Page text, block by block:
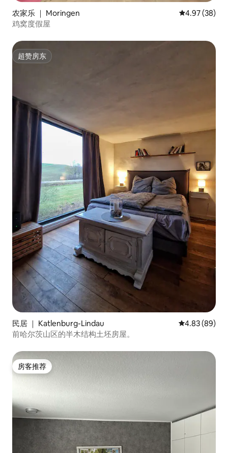
农家乐 ｜ Moringen 平均评分
4.97 (38)
鸡窝度假屋
超赞房东
超赞房东
民居 ｜ Katlenburg-Lindau 平均评分 4.83
4.83 (89)
前哈尔茨山区的半木结构土坯房屋。
房客推荐
房客推荐